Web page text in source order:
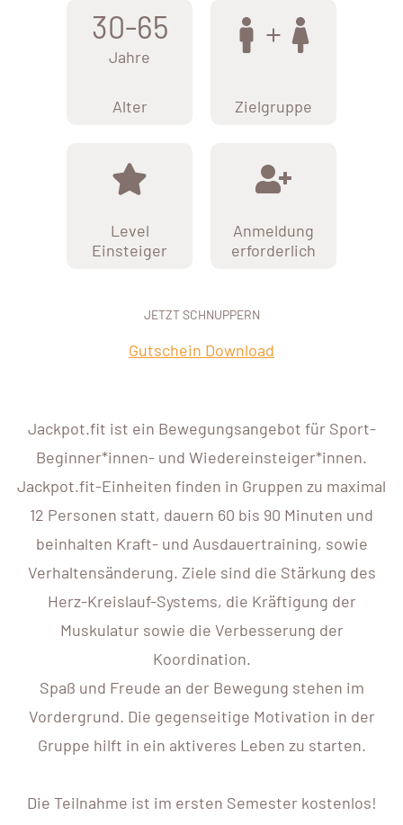
30-65
Jahre
Alter Zielgruppe
Level
Einsteiger
Anmeldung
erforderlich
JETZT SCHNUPPERN
Gutschein Download
Jackpot.fit ist ein Bewegungsangebot für Sport-
Beginner*innen- und Wiedereinsteiger*innen.
Jackpot.fit-Einheiten finden in Gruppen zu maximal
12 Personen statt, dauern 60 bis 90 Minuten und
beinhalten Kraft- und Ausdauertraining, sowie
Verhaltensänderung. Ziele sind die Stärkung des
Herz-Kreislauf-Systems, die Kräftigung der
Muskulatur sowie die Verbesserung der
Koordination.
Spaß und Freude an der Bewegung stehen im
Vordergrund. Die gegenseitige Motivation in der
Gruppe hilft in ein aktiveres Leben zu starten.
Die Teilnahme ist im ersten Semester kostenlos!